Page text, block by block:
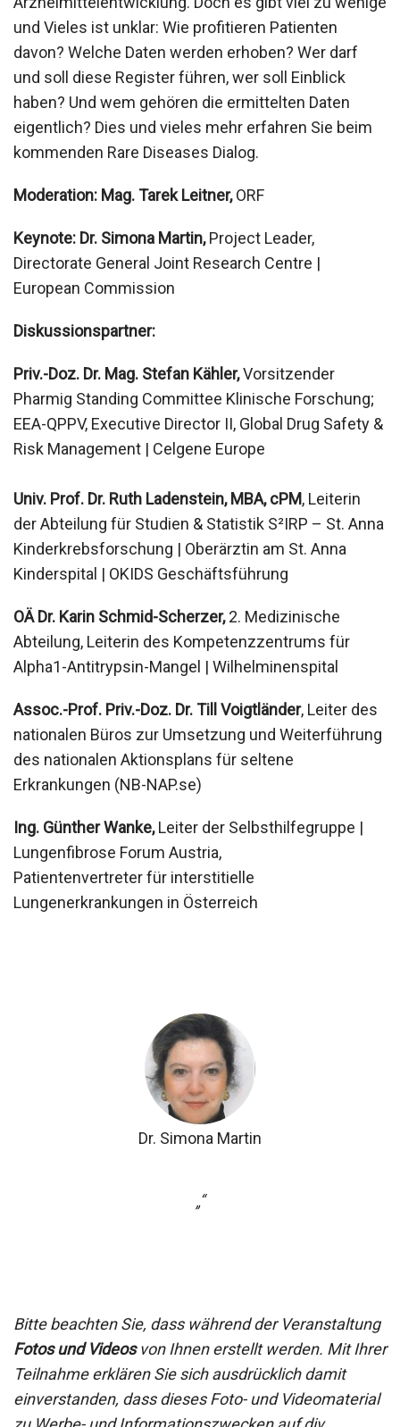
und Vieles ist unklar: Wie profitieren Patienten
davon? Welche Daten werden erhoben? Wer darf
und soll diese Register führen, wer soll Einblick
haben? Und wem gehören die ermittelten Daten
eigentlich? Dies und vieles mehr erfahren Sie beim
kommenden Rare Diseases Dialog.
Moderation: Mag. Tarek Leitner,ORF
Keynote: Dr. Simona Martin,Project Leader,
Directorate General Joint Research Centre |
European Commission
Diskussionspartner:
Priv.-Doz. Dr. Mag. Stefan Kähler,Vorsitzender
Pharmig Standing Committee Klinische Forschung;
EEA-QPPV, Executive Director II, Global Drug Safety &
Risk Management | Celgene Europe
Univ. Prof. Dr. Ruth Ladenstein, MBA, cPM, Leiterin
der Abteilung für Studien & Statistik S²IRP – St. Anna
Kinderkrebsforschung | Oberärztin am St. Anna
Kinderspital | OKIDS Geschäftsführung
OÄ Dr. Karin Schmid-Scherzer,2. Medizinische
Abteilung, Leiterin des Kompetenzzentrums für
Alpha1-Antitrypsin-Mangel | Wilhelminenspital
Assoc.-Prof. Priv.-Doz. Dr. Till Voigtländer, Leiter des
nationalen Büros zur Umsetzung und Weiterführung
des nationalen Aktionsplans für seltene
Erkrankungen (NB-NAP.se)
Ing. Günther Wanke,Leiter der Selbsthilfegruppe |
Lungenfibrose Forum Austria,
Patientenvertreter für interstitielle
Lungenerkrankungen in Österreich
Dr. Simona Martin
„“
Bitte beachten Sie, dass während der Veranstaltung
Fotos und Videosvon Ihnen erstellt werden. Mit Ihrer
Teilnahme erklären Sie sich ausdrücklich damit
einverstanden, dass dieses Foto- und Videomaterial